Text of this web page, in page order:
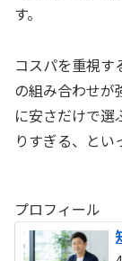
す。
コスパを重視す
の組み合わせが
に安さだけで
りすぎる、とい
プロフィール